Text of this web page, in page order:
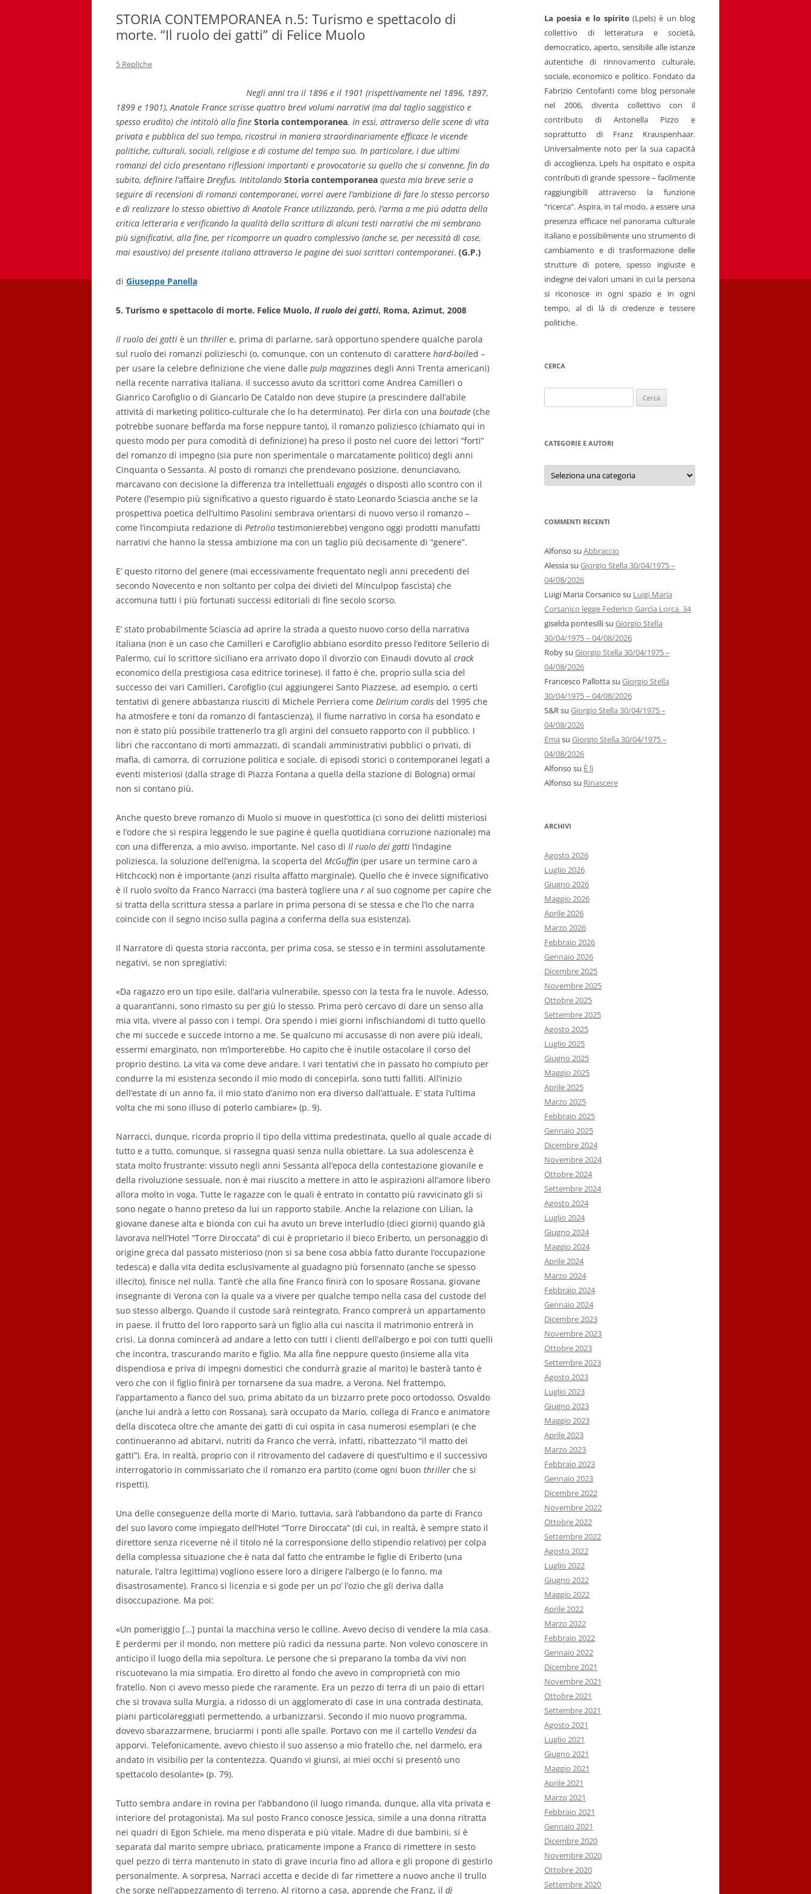
GIOVANNI NUSCIS
MARINO MAGLIANI
MATTEO TELARA
MONICA MAZZITELLI
PASQUALE VITAGLIANO
RICCARDO FERRAZZI
ROBERTO PLEVANO
STEFANIE GOLISCH
STORIA CONTEMPORANEA n.5: Turismo e spettacolo di
morte. “Il ruolo dei gatti” di Felice Muolo
5 Repliche
Negli anni tra il 1896 e il 1901 (rispettivamente nel 1896, 1897,
1899 e 1901), Anatole France scrisse quattro brevi volumi narrativi (ma dal taglio saggistico e
spesso erudito) che intitolò alla fine Storia contemporanea. In essi, attraverso delle scene di vita
privata e pubblica del suo tempo, ricostruì in maniera straordinariamente efficace le vicende
politiche, culturali, sociali, religiose e di costume del tempo suo. In particolare, i due ultimi
romanzi del ciclo presentano riflessioni importanti e provocatorie su quello che si convenne, fin da
subito, definire l’affaire Dreyfus. Intitolando Storia contemporanea questa mia breve serie a
seguire di recensioni di romanzi contemporanei, vorrei avere l’ambizione di fare lo stesso percorso
e di realizzare lo stesso obiettivo di Anatole France utilizzando, però, l’arma a me più adatta della
critica letteraria e verificando la qualità della scrittura di alcuni testi narrativi che mi sembrano
più significativi, alla fine, per ricomporre un quadro complessivo (anche se, per necessità di cose,
mai esaustivo) del presente italiano attraverso le pagine dei suoi scrittori contemporanei. (G.P.)
di Giuseppe Panella
5. Turismo e spettacolo di morte. Felice Muolo, Il ruolo dei gatti, Roma, Azimut, 2008
Il ruolo dei gatti è un thriller e, prima di parlarne, sarà opportuno spendere qualche parola
sul ruolo dei romanzi polizieschi (o, comunque, con un contenuto di carattere hard-boiled –
per usare la celebre definizione che viene dalle pulp magazines degli Anni Trenta americani)
nella recente narrativa italiana. Il successo avuto da scrittori come Andrea Camilleri o
Gianrico Carofiglio o di Giancarlo De Cataldo non deve stupire (a prescindere dall’abile
attività di marketing politico-culturale che lo ha determinato). Per dirla con una boutade (che
potrebbe suonare beffarda ma forse neppure tanto), il romanzo poliziesco (chiamato qui in
questo modo per pura comodità di definizione) ha preso il posto nel cuore dei lettori “forti”
del romanzo di impegno (sia pure non sperimentale o marcatamente politico) degli anni
Cinquanta o Sessanta. Al posto di romanzi che prendevano posizione, denunciavano,
marcavano con decisione la differenza tra intellettuali engagés o disposti allo scontro con il
Potere (l’esempio più significativo a questo riguardo è stato Leonardo Sciascia anche se la
prospettiva poetica dell’ultimo Pasolini sembrava orientarsi di nuovo verso il romanzo –
come l’incompiuta redazione di Petrolio testimonierebbe) vengono oggi prodotti manufatti
narrativi che hanno la stessa ambizione ma con un taglio più decisamente di “genere”.
E’ questo ritorno del genere (mai eccessivamente frequentato negli anni precedenti del
secondo Novecento e non soltanto per colpa dei divieti del Minculpop fascista) che
accomuna tutti i più fortunati successi editoriali di fine secolo scorso.
E’ stato probabilmente Sciascia ad aprire la strada a questo nuovo corso della narrativa
italiana (non è un caso che Camilleri e Carofiglio abbiano esordito presso l’editore Sellerio di
Palermo, cui lo scrittore siciliano era arrivato dopo il divorzio con Einaudi dovuto al crack
economico della prestigiosa casa editrice torinese). Il fatto è che, proprio sulla scia del
successo dei vari Camilleri, Carofiglio (cui aggiungerei Santo Piazzese, ad esempio, o certi
tentativi di genere abbastanza riusciti di Michele Perriera come Delirium cordis del 1995 che
ha atmosfere e toni da romanzo di fantascienza), il fiume narrativo in corsa ha esondato e
non è stato più possibile trattenerlo tra gli argini del consueto rapporto con il pubblico. I
libri che raccontano di morti ammazzati, di scandali amministrativi pubblici o privati, di
mafia, di camorra, di corruzione politica e sociale, di episodi storici o contemporanei legati a
eventi misteriosi (dalla strage di Piazza Fontana a quella della stazione di Bologna) ormai
non si contano più.
Anche questo breve romanzo di Muolo si muove in quest’ottica (ci sono dei delitti misteriosi
e l’odore che si respira leggendo le sue pagine è quella quotidiana corruzione nazionale) ma
con una differenza, a mio avviso, importante. Nel caso di Il ruolo dei gatti l’indagine
poliziesca, la soluzione dell’enigma, la scoperta del McGuffin (per usare un termine caro a
Hitchcock) non è importante (anzi risulta affatto marginale). Quello che è invece significativo
è il ruolo svolto da Franco Narracci (ma basterà togliere una r al suo cognome per capire che
si tratta della scrittura stessa a parlare in prima persona di se stessa e che l’Io che narra
coincide con il segno inciso sulla pagina a conferma della sua esistenza).
Il Narratore di questa storia racconta, per prima cosa, se stesso e in termini assolutamente
negativi, se non spregiativi:
«Da ragazzo ero un tipo esile, dall’aria vulnerabile, spesso con la testa fra le nuvole. Adesso,
a quarant’anni, sono rimasto su per giù lo stesso. Prima però cercavo di dare un senso alla
mia vita, vivere al passo con i tempi. Ora spendo i miei giorni infischiandomi di tutto quello
che mi succede e succede intorno a me. Se qualcuno mi accusasse di non avere più ideali,
essermi emarginato, non m’importerebbe. Ho capito che è inutile ostacolare il corso del
proprio destino. La vita va come deve andare. I vari tentativi che in passato ho compiuto per
condurre la mi esistenza secondo il mio modo di concepirla, sono tutti falliti. All’inizio
dell’estate di un anno fa, il mio stato d’animo non era diverso dall’attuale. E’ stata l’ultima
volta che mi sono illuso di poterlo cambiare» (p. 9).
Narracci, dunque, ricorda proprio il tipo della vittima predestinata, quello al quale accade di
tutto e a tutto, comunque, si rassegna quasi senza nulla obiettare. La sua adolescenza è
stata molto frustrante: vissuto negli anni Sessanta all’epoca della contestazione giovanile e
della rivoluzione sessuale, non è mai riuscito a mettere in atto le aspirazioni all’amore libero
allora molto in voga. Tutte le ragazze con le quali è entrato in contatto più ravvicinato gli si
sono negate o hanno preteso da lui un rapporto stabile. Anche la relazione con Lilian, la
giovane danese alta e bionda con cui ha avuto un breve interludio (dieci giorni) quando già
lavorava nell’Hotel “Torre Diroccata” di cui è proprietario il bieco Eriberto, un personaggio di
origine greca dal passato misterioso (non si sa bene cosa abbia fatto durante l’occupazione
tedesca) e dalla vita dedita esclusivamente al guadagno più forsennato (anche se spesso
illecito), finisce nel nulla. Tant’è che alla fine Franco finirà con lo sposare Rossana, giovane
insegnante di Verona con la quale va a vivere per qualche tempo nella casa del custode del
suo stesso albergo. Quando il custode sarà reintegrato, Franco comprerà un appartamento
in paese. Il frutto del loro rapporto sarà un figlio alla cui nascita il matrimonio entrerà in
crisi. La donna comincerà ad andare a letto con tutti i clienti dell’albergo e poi con tutti quelli
che incontra, trascurando marito e figlio. Ma alla fine neppure questo (insieme alla vita
dispendiosa e priva di impegni domestici che condurrà grazie al marito) le basterà tanto è
vero che con il figlio finirà per tornarsene da sua madre, a Verona. Nel frattempo,
l’appartamento a fianco del suo, prima abitato da un bizzarro prete poco ortodosso, Osvaldo
(anche lui andrà a letto con Rossana), sarà occupato da Mario, collega di Franco e animatore
della discoteca oltre che amante dei gatti di cui ospita in casa numerosi esemplari (e che
continueranno ad abitarvi, nutriti da Franco che verrà, infatti, ribattezzato “il matto dei
gatti”). Era, in realtà, proprio con il ritrovamento del cadavere di quest’ultimo e il successivo
interrogatorio in commissariato che il romanzo era partito (come ogni buon thriller che si
rispetti).
Una delle conseguenze della morte di Mario, tuttavia, sarà l’abbandono da parte di Franco
del suo lavoro come impiegato dell’Hotel “Torre Diroccata” (di cui, in realtà, è sempre stato il
direttore senza riceverne né il titolo né la corresponsione dello stipendio relativo) per colpa
della complessa situazione che è nata dal fatto che entrambe le figlie di Eriberto (una
naturale, l’altra legittima) vogliono essere loro a dirigere l’albergo (e lo fanno, ma
disastrosamente). Franco si licenzia e si gode per un po’ l’ozio che gli deriva dalla
disoccupazione. Ma poi:
«Un pomeriggio […] puntai la macchina verso le colline. Avevo deciso di vendere la mia casa.
E perdermi per il mondo, non mettere più radici da nessuna parte. Non volevo conoscere in
anticipo il luogo della mia sepoltura. Le persone che si preparano la tomba da vivi non
riscuotevano la mia simpatia. Ero diretto al fondo che avevo in comproprietà con mio
fratello. Non ci avevo messo piede che raramente. Era un pezzo di terra di un paio di ettari
che si trovava sulla Murgia, a ridosso di un agglomerato di case in una contrada destinata,
piani particolareggiati permettendo, a urbanizzarsi. Secondo il mio nuovo programma,
dovevo sbarazzarmene, bruciarmi i ponti alle spalle. Portavo con me il cartello Vendesi da
apporvi. Telefonicamente, avevo chiesto il suo assenso a mio fratello che, nel darmelo, era
andato in visibilio per la contentezza. Quando vi giunsi, ai miei occhi si presentò uno
spettacolo desolante» (p. 79).
Tutto sembra andare in rovina per l’abbandono (il luogo rimanda, dunque, alla vita privata e
interiore del protagonista). Ma sul posto Franco conosce Jessica, simile a una donna ritratta
nei quadri di Egon Schiele, ma meno disperata e più vitale. Madre di due bambini, si è
separata dal marito sempre ubriaco, praticamente impone a Franco di rimettere in sesto
quel pezzo di terra mantenuto in stato di grave incuria fino ad allora e gli propone di gestirlo
personalmente. A sorpresa, Narraci accetta e decide di far rimettere a nuovo anche il trullo
che sorge nell’appezzamento di terreno. Al ritorno a casa, apprende che Franz, il dj
La poesia e lo spirito(Lpels) è un blog
collettivo di letteratura e società,
democratico, aperto, sensibile alle istanze
autentiche di rinnovamento culturale,
sociale, economico e politico. Fondato da
Fabrizio Centofanti come blog personale
nel 2006, diventa collettivo con il
contributo di Antonella Pizzo e
soprattutto di Franz Krauspenhaar.
Universalmente noto per la sua capacità
di accoglienza, Lpels ha ospitato e ospita
contributi di grande spessore – facilmente
raggiungibili attraverso la funzione
“ricerca”. Aspira, in tal modo, a essere una
presenza efficace nel panorama culturale
italiano e possibilmente uno strumento di
cambiamento e di trasformazione delle
strutture di potere, spesso ingiuste e
indegne dei valori umani in cui la persona
si riconosce in ogni spazio e in ogni
tempo, al di là di credenze e tessere
politiche.
CERCA
per:
CATEGORIE E AUTORI
Categorie
autori
COMMENTI RECENTI
Alfonso su Abbraccio
Alessiasu Giorgio Stella 30/04/1975 –
04/08/2026
Luigi Maria Corsanico su Luigi Maria
Corsanico legge Federico Garcìa Lorca. 34
giselda pontesillisu Giorgio Stella
30/04/1975 – 04/08/2026
Robysu Giorgio Stella 30/04/1975 –
04/08/2026
Francesco Pallottasu Giorgio Stella
30/04/1975 – 04/08/2026
S&Rsu Giorgio Stella 30/04/1975 –
04/08/2026
Ema su Giorgio Stella 30/04/1975 –
04/08/2026
Alfonso su È lì
Alfonso su Rinascere
ARCHIVI
Agosto 2026
Luglio 2026
Giugno 2026
Maggio 2026
Aprile 2026
Marzo 2026
Febbraio 2026
Gennaio 2026
Dicembre 2025
Novembre 2025
Ottobre 2025
Settembre 2025
Agosto 2025
Luglio 2025
Giugno 2025
Maggio 2025
Aprile 2025
Marzo 2025
Febbraio 2025
Gennaio 2025
Dicembre 2024
Novembre 2024
Ottobre 2024
Settembre 2024
Agosto 2024
Luglio 2024
Giugno 2024
Maggio 2024
Aprile 2024
Marzo 2024
Febbraio 2024
Gennaio 2024
Dicembre 2023
Novembre 2023
Ottobre 2023
Settembre 2023
Agosto 2023
Luglio 2023
Giugno 2023
Maggio 2023
Aprile 2023
Marzo 2023
Febbraio 2023
Gennaio 2023
Dicembre 2022
Novembre 2022
Ottobre 2022
Settembre 2022
Agosto 2022
Luglio 2022
Giugno 2022
Maggio 2022
Aprile 2022
Marzo 2022
Febbraio 2022
Gennaio 2022
Dicembre 2021
Novembre 2021
Ottobre 2021
Settembre 2021
Agosto 2021
Luglio 2021
Giugno 2021
Maggio 2021
Aprile 2021
Marzo 2021
Febbraio 2021
Gennaio 2021
Dicembre 2020
Novembre 2020
Ottobre 2020
Settembre 2020